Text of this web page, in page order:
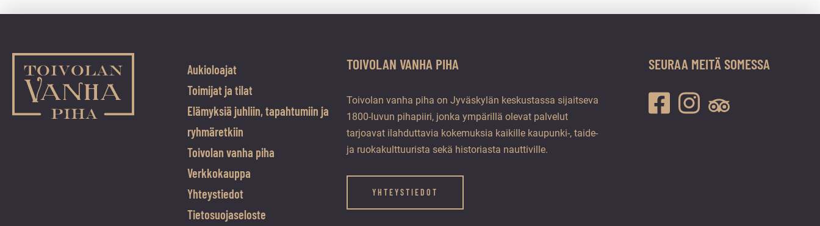
Aukioloajat
Toimijat ja tilat
Elämyksiä juhliin, tapahtumiin ja
ryhmäretkiin
Toivolan vanha piha
Verkkokauppa
Yhteystiedot
Tietosuojaseloste
TOIVOLAN VANHA PIHA
Toivolan vanha piha on Jyväskylän keskustassa sijaitseva
1800-luvun pihapiiri, jonka ympärillä olevat palvelut
tarjoavat ilahduttavia kokemuksia kaikille kaupunki-, taide-
ja ruokakulttuurista sekä historiasta nauttiville.
YHTEYSTIEDOT
SEURAA MEITÄ SOMESSA